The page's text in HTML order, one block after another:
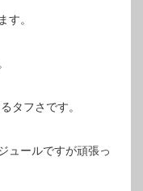
す。
タフさです。
ュールですが頑張っ